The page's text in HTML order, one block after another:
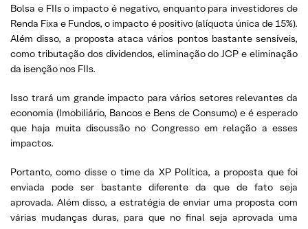
Bolsa e FIIs o impacto é negativo, enquanto para investidores de
Renda Fixa e Fundos, o impacto é positivo (alíquota única de 15%).
Além disso, a proposta ataca vários pontos bastante sensíveis,
como tributação dos dividendos, eliminação do JCP e eliminação
da isenção nos FIIs.
Isso trará um grande impacto para vários setores relevantes da
economia (Imobiliário, Bancos e Bens de Consumo) e é esperado
que haja muita discussão no Congresso em relação a esses
impactos.
Portanto, como disse o time da XP Política, a proposta que foi
enviada pode ser bastante diferente da que de fato seja
aprovada. Além disso, a estratégia de enviar uma proposta com
várias mudanças duras, para que no final seja aprovada uma